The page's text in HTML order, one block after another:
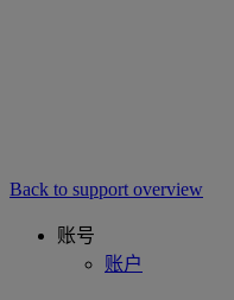
Back to support overview
账号
账户